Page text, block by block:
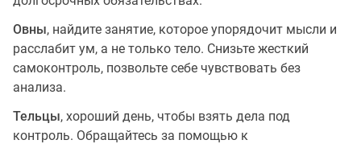
Овны, найдите занятие, которое упорядочит мысли и
расслабит ум, а не только тело. Снизьте жесткий
самоконтроль, позвольте себе чувствовать без
анализа.
Тельцы, хороший день, чтобы взять дела под
контроль. Обращайтесь за помощью к